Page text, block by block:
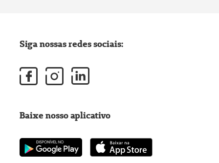
Siga nossas redes sociais:
Baixe nosso aplicativo